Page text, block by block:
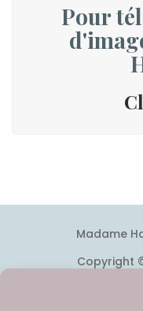
Pour
Madame
Copyright